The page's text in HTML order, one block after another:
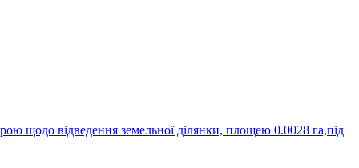
щодо відведення земельної ділянки, площею 0.0028 га,під